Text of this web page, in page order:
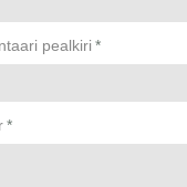
*
pealkiri
*